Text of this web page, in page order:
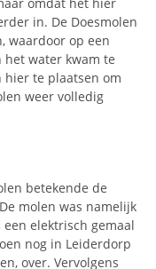
omdat het hier
in. De Doesmolen
waardoor op een
het water kwam te
hier te plaatsen om
weer volledig
betekende de
molen was namelijk
elektrisch gemaal
nog in Leiderdorp
over. Vervolgens